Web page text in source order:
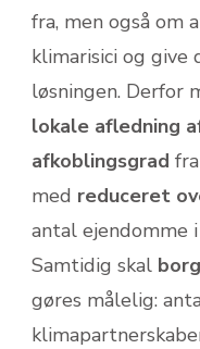
fra, men også om
klimarisici og give
løsningen. Derfor
lokale afledning
afkoblingsgrad
med reduceret
antal ejendomme
Samtidig skal
gøres målelig: